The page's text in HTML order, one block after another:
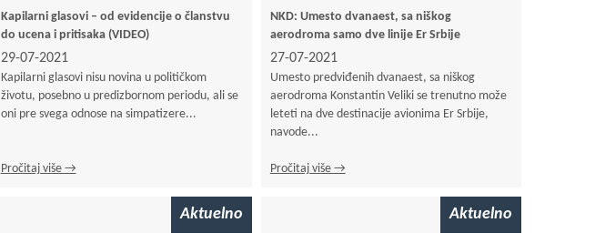
Kapilarni glasovi – od evidencije o članstvu
do ucena i pritisaka (VIDEO)
29-07-2021
Kapilarni glasovi nisu novina u političkom
životu, posebno u predizbornom periodu, ali se
oni pre svega odnose na simpatizere...
Pročitaj više →
NKD: Umesto dvanaest, sa niškog
aerodroma samo dve linije Er Srbije
27-07-2021
Umesto predviđenih dvanaest, sa niškog
aerodroma Konstantin Veliki se trenutno može
leteti na dve destinacije avionima Er Srbije,
navode...
Pročitaj više →
Aktuelno Aktuelno